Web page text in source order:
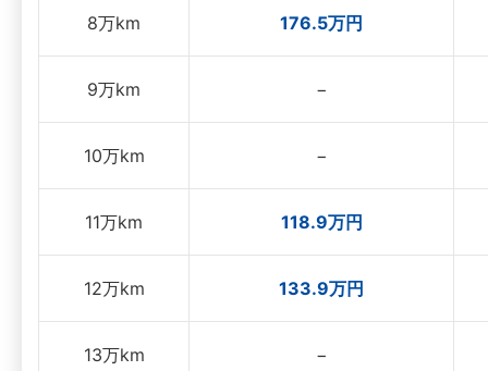
8万km 176.5万円
9万km −
10万km −
11万km 118.9万円
12万km 133.9万円
13万km −